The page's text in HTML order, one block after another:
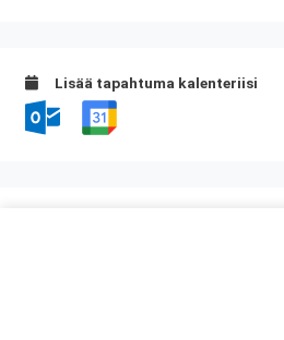
Lisää tapahtuma kalenteriisi